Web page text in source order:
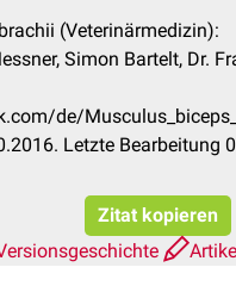
(Veterinärmedizin):
Simon Bartelt, Dr.
de/
Letzte Bearbeitung
Zitat kopieren